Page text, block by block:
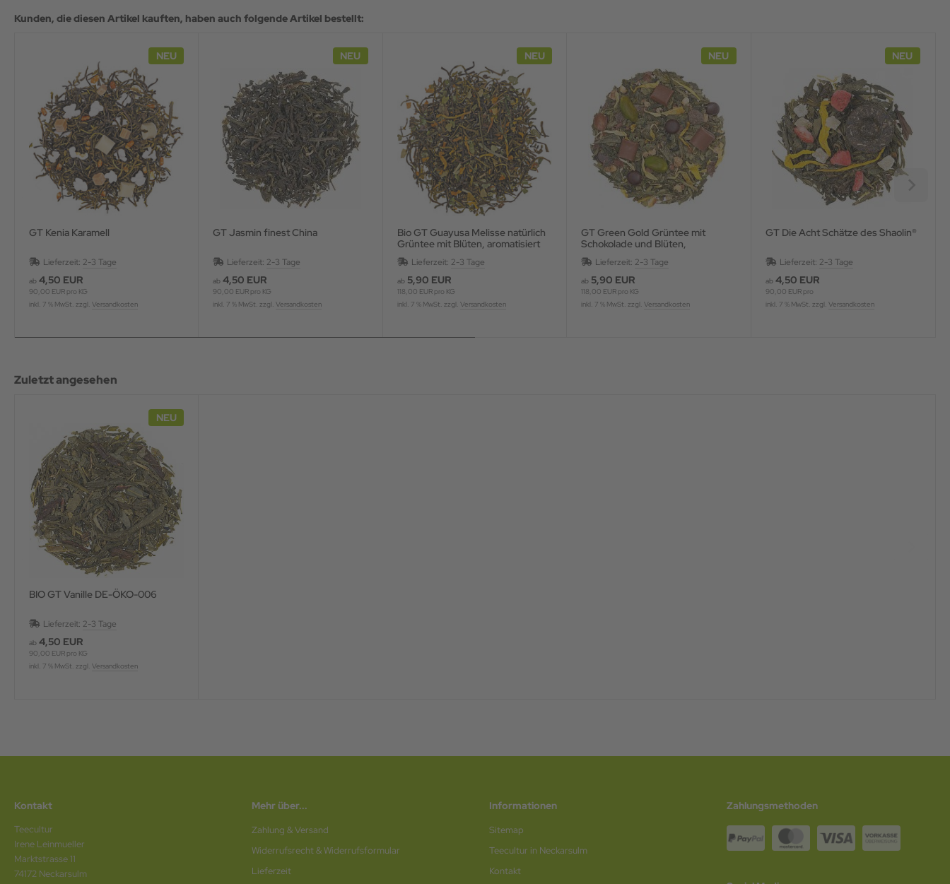
Kunden, die diesen Artikel kauften, haben auch folgende Artikel bestellt:
NEU
GT Kenia Karamell
Lieferzeit: 2-3 Tage
ab 4,50 EUR
90,00 EUR pro KG
inkl. 7 % MwSt. zzgl. Versandkosten
NEU
GT Jasmin finest China
Lieferzeit: 2-3 Tage
ab 4,50 EUR
90,00 EUR pro KG
inkl. 7 % MwSt. zzgl.Versandkosten
NEU
Bio GT Guayusa Melisse natürlich
Grüntee mit Blüten, aromatisiert
Lieferzeit: 2-3 Tage
ab 5,90 EUR
118,00 EUR pro KG
inkl. 7 % MwSt. zzgl. Versandkosten
NEU
GT Green Gold Grüntee mit
Schokolade und Blüten,
aromatisiert
Lieferzeit: 2-3 Tage
ab 5,90 EUR
118,00 EUR pro KG
inkl. 7 % MwSt. zzgl.Versandkosten
NEU
GT Die Acht Schätze des Shaolin®
Lieferzeit: 2-3 Tage
ab 4,50 EUR
90,00 EUR pro
inkl. 7 % MwSt. zzgl. Versandkosten
Zuletzt angesehen
NEU
BIO GT Vanille DE-ÖKO-006
Lieferzeit: 2-3 Tage
ab 4,50 EUR
90,00 EUR pro KG
inkl. 7 % MwSt. zzgl. Versandkosten
Kontakt
Teecultur
Irene Leinmueller
Marktstrasse 11
74172 Neckarsulm
Mehr über...
Zahlung & Versand
Widerrufsrecht & Widerrufsformular
Lieferzeit
Informationen
Sitemap
Teecultur in Neckarsulm
Kontakt
Zahlungsmethoden